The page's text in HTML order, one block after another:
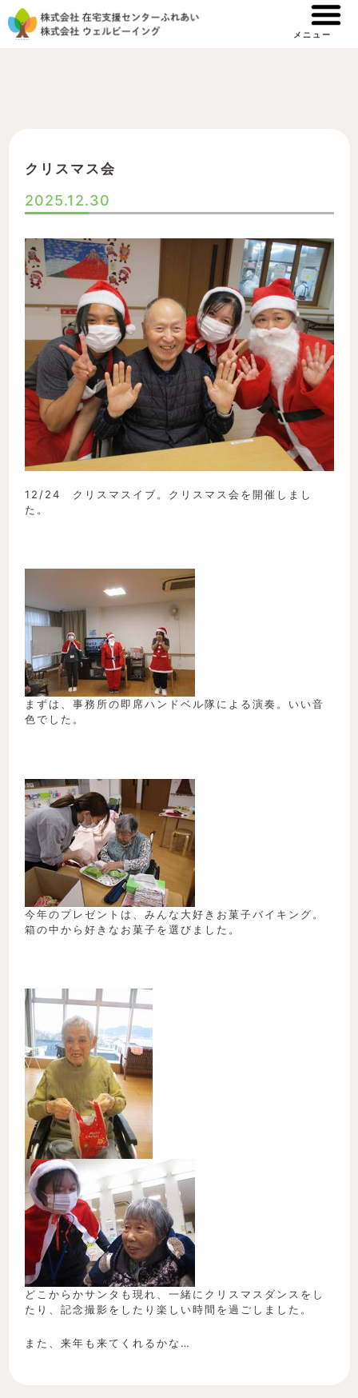
容
メニュー
クリスマス会
2025.12.30
12/24 クリスマスイブ。クリスマス会を開催しまし
た。
まずは、事務所の即席ハンドベル隊による演奏。いい音
色でした。
今年のプレゼントは、みんな大好きお菓子バイキング。
箱の中から好きなお菓子を選びました。
どこからかサンタも現れ、一緒にクリスマスダンスをし
たり、記念撮影をしたり楽しい時間を過ごしました。
また、来年も来てくれるかな…